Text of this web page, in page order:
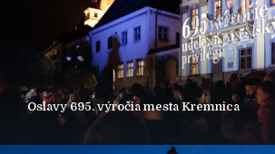
Oslavy 695. výročia mesta Kremnica